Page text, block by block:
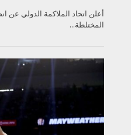
أعلن اتحاد الملاكمة الدولي عن
المختلطة...